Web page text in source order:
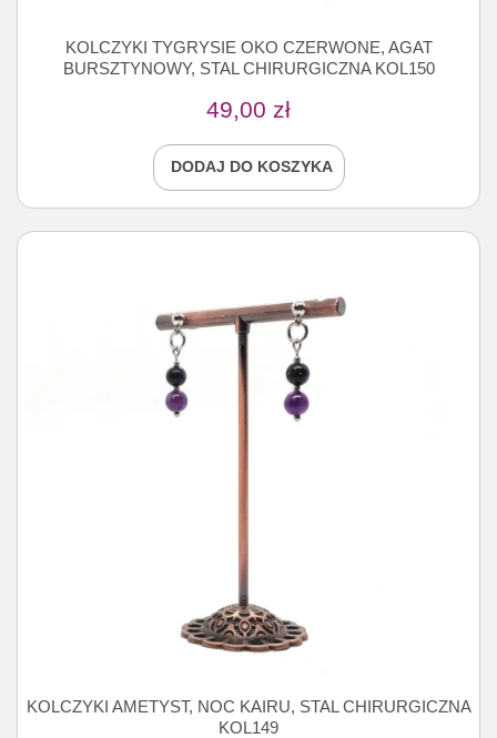
KOLCZYKI TYGRYSIE OKO CZERWONE, AGAT
BURSZTYNOWY, STAL CHIRURGICZNA KOL150
49,00 zł
DODAJ DO KOSZYKA
KOLCZYKI AMETYST, NOC KAIRU, STAL CHIRURGICZNA
KOL149